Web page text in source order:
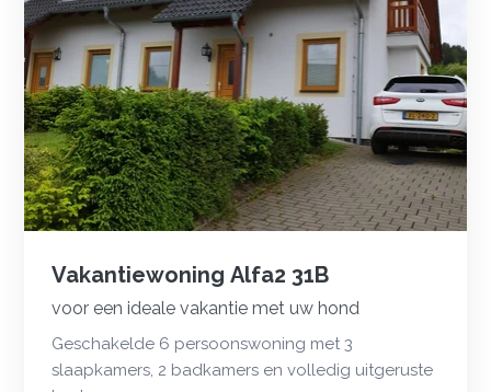
Vakantiewoning Alfa2 31B
voor een ideale vakantie met uw hond
Geschakelde 6 persoonswoning met 3
slaapkamers, 2 badkamers en volledig uitgeruste